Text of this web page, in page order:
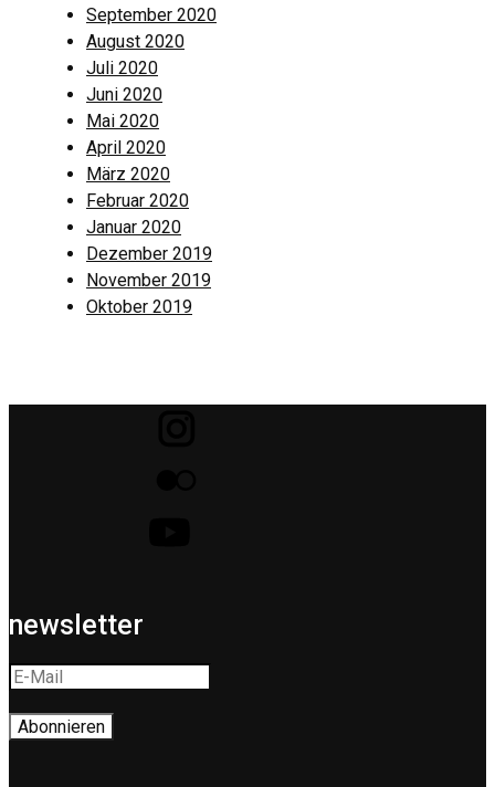
September 2020
August 2020
Juli 2020
Juni 2020
Mai 2020
April 2020
März 2020
Februar 2020
Januar 2020
Dezember 2019
November 2019
Oktober 2019
newsletter